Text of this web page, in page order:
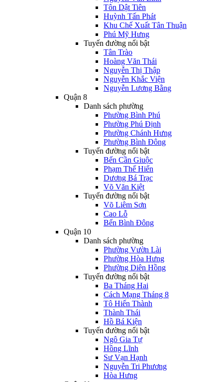
Tôn Dật Tiên
Huỳnh Tấn Phát
Khu Chế Xuất Tân Thuận
Phú Mỹ Hưng
Tuyến đường nổi bật
Tân Trào
Hoàng Văn Thái
Nguyễn Thị Thập
Nguyễn Khắc Viện
Nguyễn Lương Bằng
Quận 8
Danh sách phường
Phường Bình Phú
Phường Phú Định
Phường Chánh Hưng
Phường Bình Đông
Tuyến đường nổi bật
Bến Cần Giuộc
Phạm Thế Hiển
Dương Bá Trạc
Võ Văn Kiệt
Tuyến đường nổi bật
Võ Liêm Sơn
Cao Lỗ
Bến Bình Đông
Quận 10
Danh sách phường
Phường Vườn Lài
Phường Hòa Hưng
Phường Diên Hồng
Tuyến đường nổi bật
Ba Tháng Hai
Cách Mạng Tháng 8
Tô Hiến Thành
Thành Thái
Hồ Bá Kiện
Tuyến đường nổi bật
Ngô Gia Tự
Hồng Lĩnh
Sư Vạn Hạnh
Nguyễn Tri Phương
Hòa Hưng